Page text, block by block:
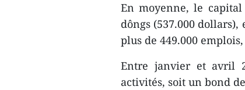
En moyenne, le
dôngs (537.000 dollars),
plus de 449.000
Entre janvier et avril
activités, soit un bond